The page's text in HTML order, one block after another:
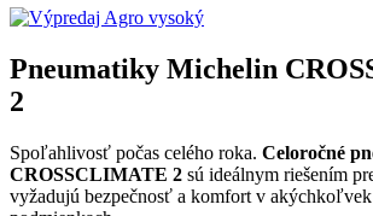
Pneumatiky Michelin
2
Spoľahlivosť počas celého roka. Celoročné
CROSSCLIMATE 2 sú ideálnym riešením
vyžadujú bezpečnosť a komfort v